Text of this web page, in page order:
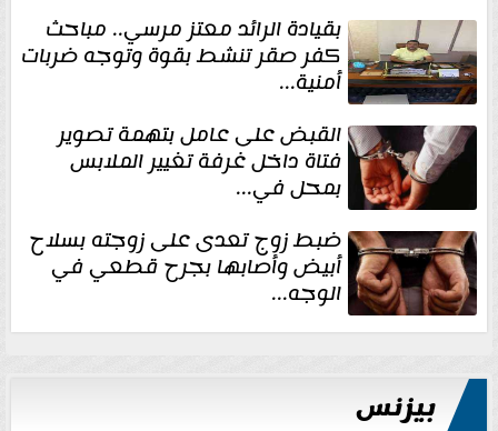
بقيادة الرائد معتز مرسي.. مباحث
كفر صقر تنشط بقوة وتوجه ضربات
أمنية...
القبض على عامل بتهمة تصوير
فتاة داخل غرفة تغيير الملابس
بمحل في...
ضبط زوج تعدى على زوجته بسلاح
أبيض وأصابها بجرح قطعي في
الوجه...
بيزنس